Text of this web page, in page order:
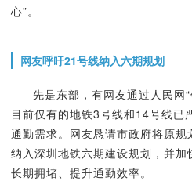
心”。
网友呼吁21号线纳入六期规划
先是东部，有网友通过人民网
目前仅有的地铁3号线和14号线已
通勤需求。网友恳请市政府将原规
纳入深圳地铁六期建设规划，并
长期拥堵、提升通勤效率。